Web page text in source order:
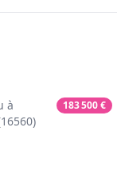
à
183 500€